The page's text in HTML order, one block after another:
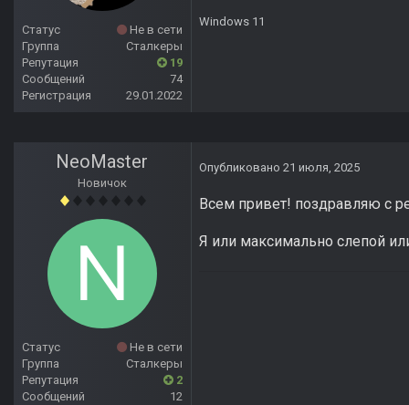
Статус
Не в сети
Группа
Сталкеры
Репутация
19
Сообщений
74
Регистрация
29.01.2022
Windows 11
NeoMaster
Новичок
Статус
Не в сети
Группа
Сталкеры
Репутация
2
Сообщений
12
Опубликовано 21 июля, 2025
Всем привет! поздравляю с
Я или максимально слепой